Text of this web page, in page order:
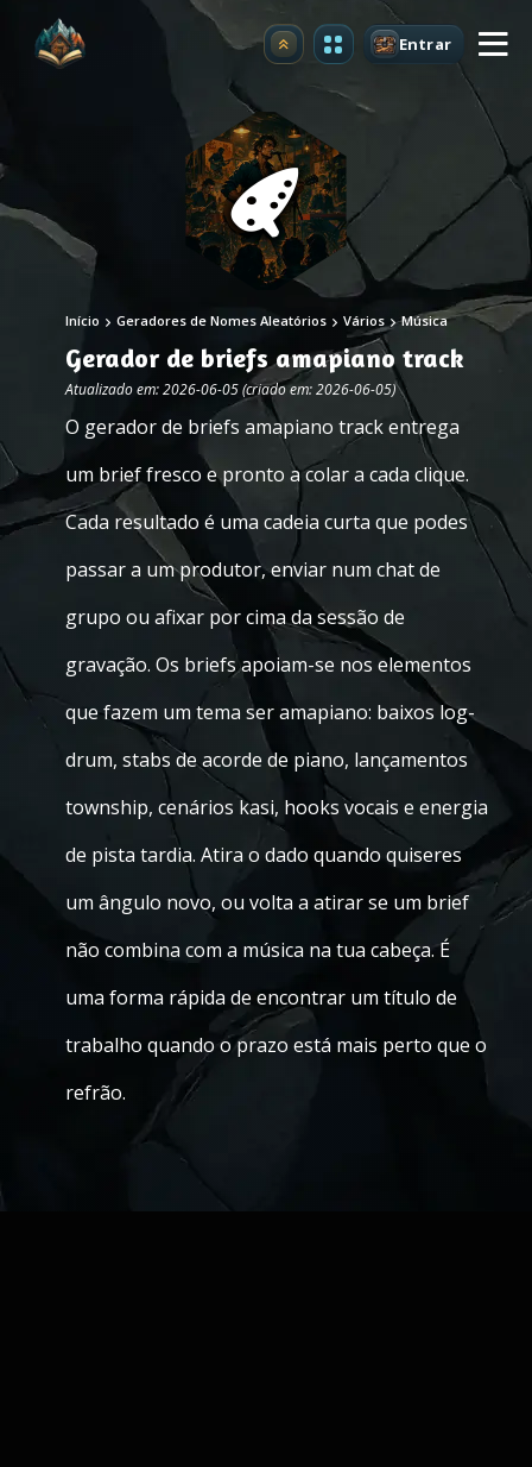
Atualizar Entrar
Início Geradores de Nomes Aleatórios Vários Música
Gerador de briefs amapiano track
Atualizado em: 2026-06-05 (criado em: 2026-06-05)
O gerador de briefs amapiano track entrega
um brief fresco e pronto a colar a cada clique.
Cada resultado é uma cadeia curta que podes
passar a um produtor, enviar num chat de
grupo ou afixar por cima da sessão de
gravação. Os briefs apoiam-se nos elementos
que fazem um tema ser amapiano: baixos log-
drum, stabs de acorde de piano, lançamentos
township, cenários kasi, hooks vocais e energia
de pista tardia. Atira o dado quando quiseres
um ângulo novo, ou volta a atirar se um brief
não combina com a música na tua cabeça. É
uma forma rápida de encontrar um título de
trabalho quando o prazo está mais perto que o
refrão.